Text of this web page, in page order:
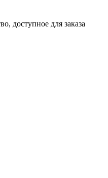
доступное для заказа